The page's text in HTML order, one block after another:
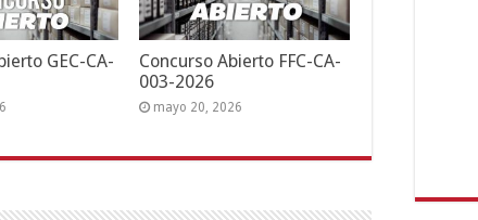
GEC-CA-
Concurso Abierto FFC-CA-
003-2026
mayo 20, 2026